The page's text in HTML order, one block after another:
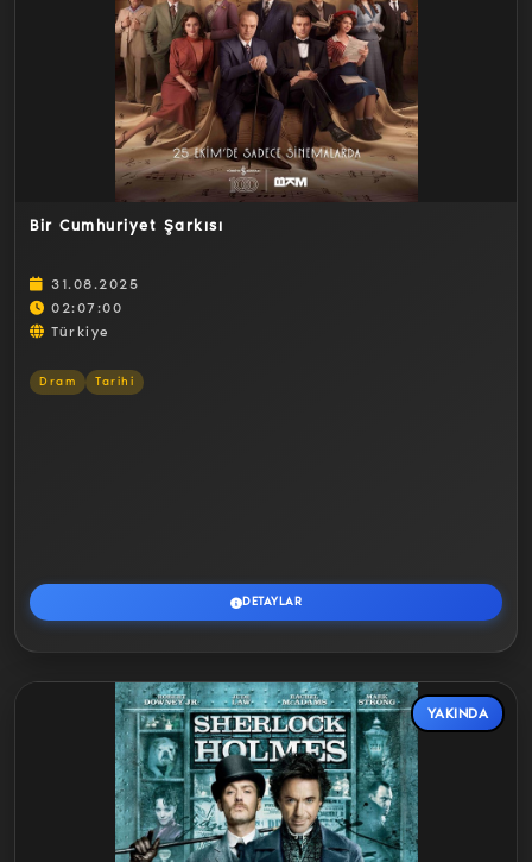
Detaylar
Bir Cumhuriyet Şarkısı
31.08.2025
02:07:00
Türkiye
Dram Tarihi
DETAYLAR
YAKINDA